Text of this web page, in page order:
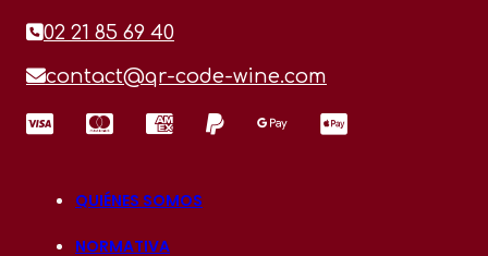
02 21 85 69 40
contact@qr-code-wine.com
QUIÉNES SOMOS
NORMATIVA